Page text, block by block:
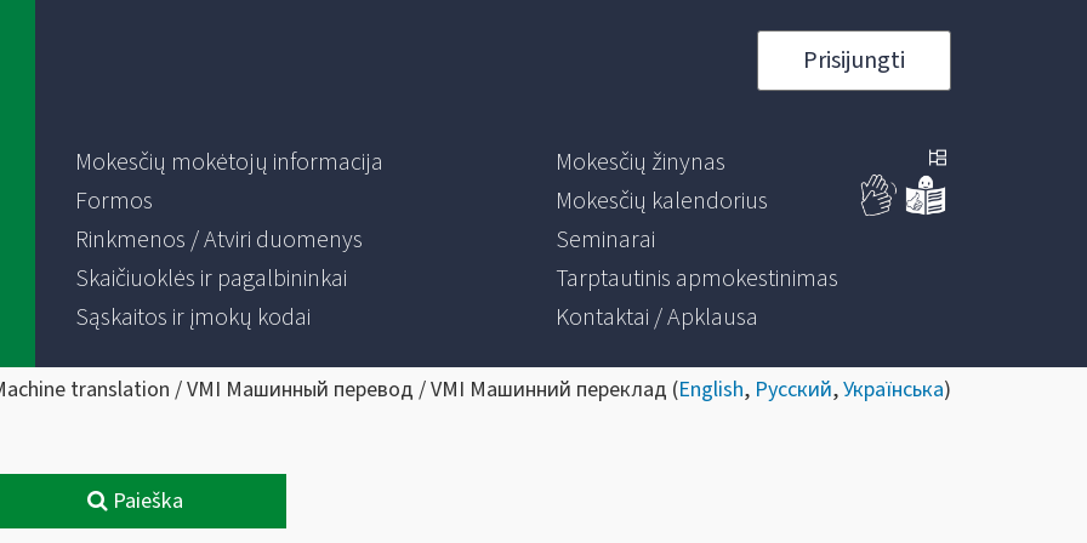
Prisijungti
Mokesčių mokėtojų informacija
Formos
Rinkmenos / Atviri duomenys
Skaičiuoklės ir pagalbininkai
Sąskaitos ir įmokų kodai
Mokesčių žinynas
Mokesčių kalendorius
Seminarai
Tarptautinis apmokestinimas
Kontaktai / Apklausa
translation / VMI Машинный перевод / VMI Машинний переклад (English, Русский,Українська)
Paieška